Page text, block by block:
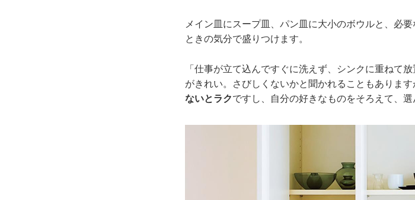
メイン皿にスープ皿、パン皿に大小のボウルと、必
ときの気分で盛りつけます。
「仕事が立て込んですぐに洗えず、シンクに重ねて
がきれい。さびしくないかと聞かれることもありま
ないとラクですし、自分の好きなものをそろえて、